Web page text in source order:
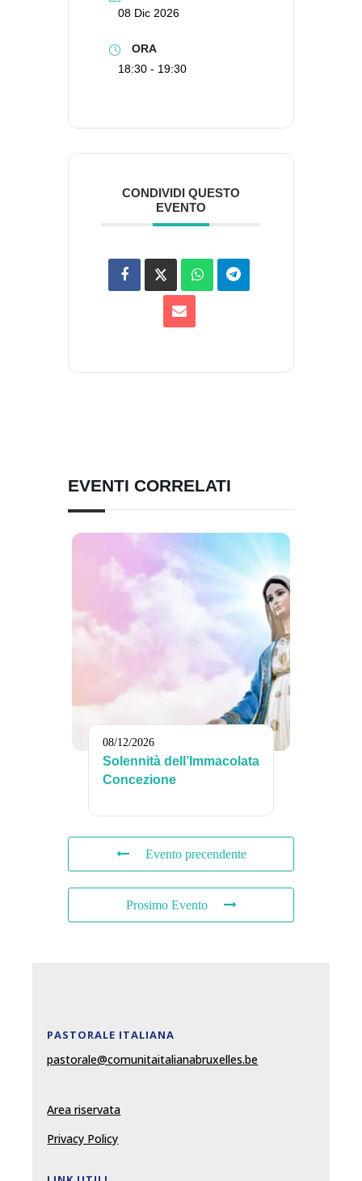
08 Dic 2026
ORA
18:30 - 19:30
CONDIVIDI QUESTO
EVENTO
EVENTI CORRELATI
08/12/2026
Solennità dell’Immacolata
Concezione
Evento precendente
Prosimo Evento
PASTORALE ITALIANA
pastorale@comunitaitalianabruxelles.be
Area riservata
Privacy Policy